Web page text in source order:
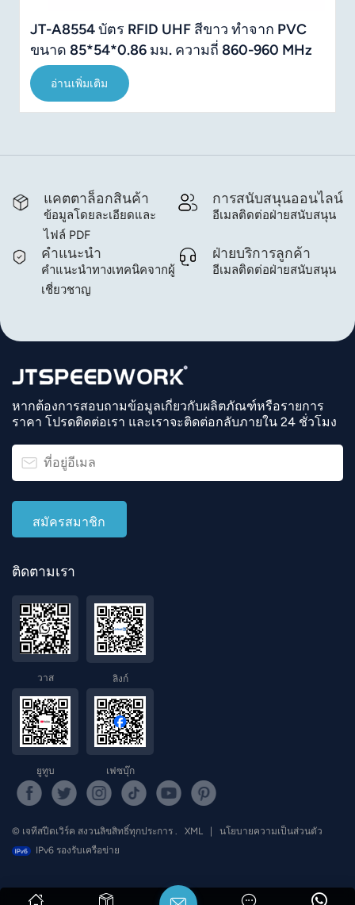
JT-A8554 บัตร RFID UHF สีขาว ทำจาก PVC
ขนาด 85*54*0.86 มม. ความถี่ 860-960 MHz
อ่านเพิ่มเติม
แคตตาล็อกสินค้า
ข้อมูลโดยละเอียดและ
ไฟล์ PDF
การสนับสนุนออนไลน์
อีเมลติดต่อฝ่ายสนับสนุน
คำแนะนำ
คำแนะนำทางเทคนิคจากผู้
เชี่ยวชาญ
ฝ่ายบริการลูกค้า
อีเมลติดต่อฝ่ายสนับสนุน
หากต้องการสอบถามข้อมูลเกี่ยวกับผลิตภัณฑ์หรือรายการ
ราคา โปรดติดต่อเรา และเราจะติดต่อกลับภายใน 24 ชั่วโมง
ติดตามเรา
วาส ลิงก์
ยูทูบ เฟซบุ๊ก
© เจทีสปีดเวิร์ค สงวนลิขสิทธิ์ทุกประการ . XML
นโยบายความเป็นส่วนตัว
IPv6 รองรับเครือข่าย